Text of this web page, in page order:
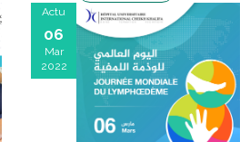
Actu
06
Mar
2022